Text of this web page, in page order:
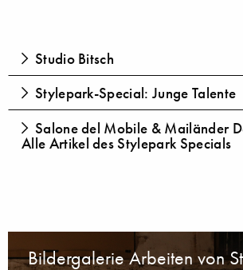
Studio Bitsch
Stylepark-Special: Junge Talente
Salone del Mobile & Mailänder
Alle Artikel des Stylepark Specials
Bildergalerie Arbeiten von